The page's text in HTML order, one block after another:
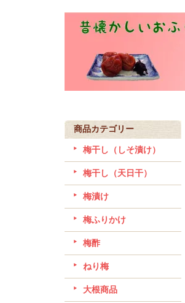
商品カテゴリー
梅干し（しそ漬け）
梅干し（天日干）
梅漬け
梅ふりかけ
梅酢
ねり梅
大根商品